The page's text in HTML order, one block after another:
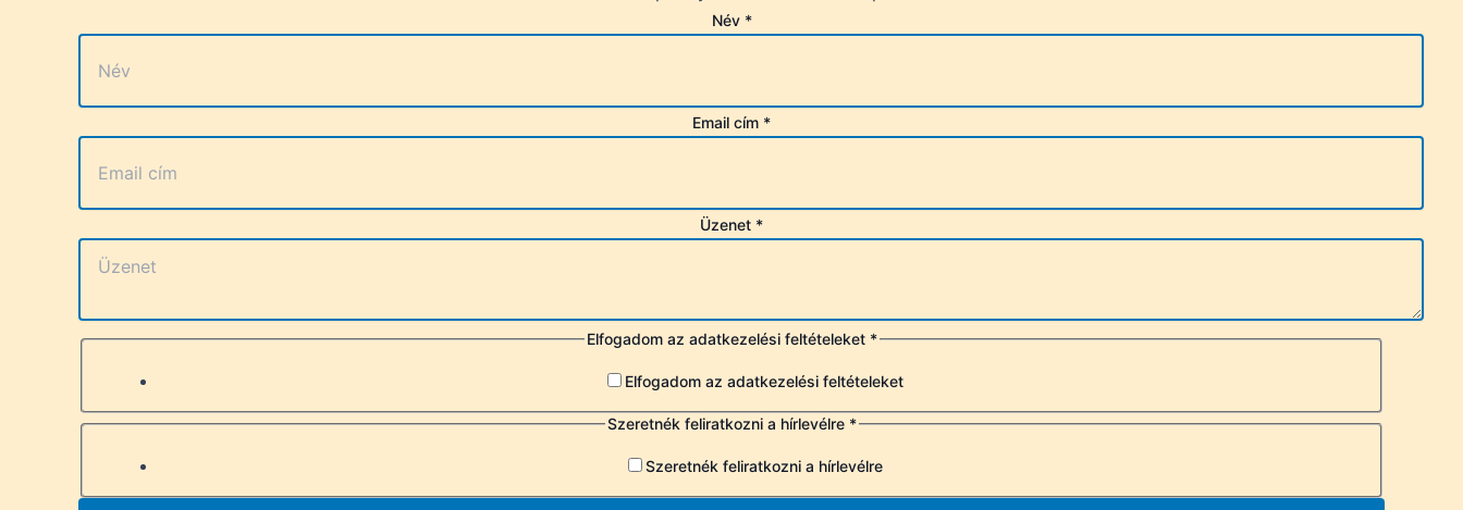
Név *
Email cím *
Üzenet *
Elfogadom az adatkezelési feltételeket *
Elfogadom az adatkezelési feltételeket
Szeretnék feliratkozni a hírlevélre *
Szeretnék feliratkozni a hírlevélre